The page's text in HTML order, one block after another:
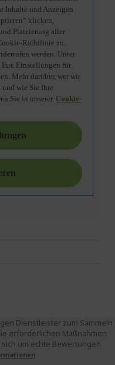
Dienstleister zum Sammeln
erforderlichen Maßnahmen
um echte Bewertungen